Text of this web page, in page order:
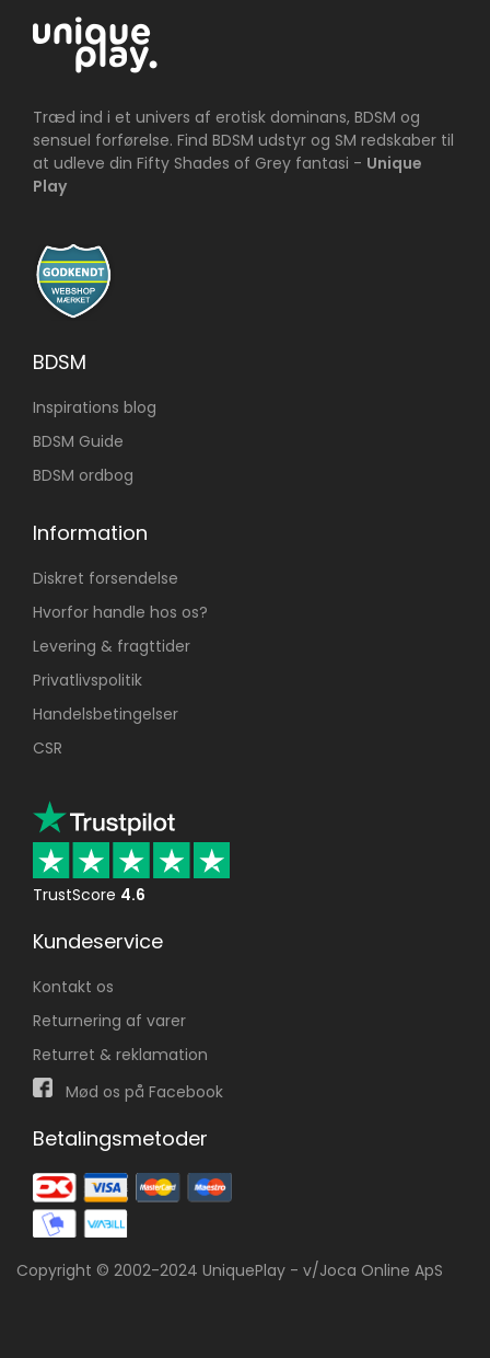
Træd ind i et univers af erotisk dominans, BDSM og
sensuel forførelse. Find BDSM udstyr og SM redskaber til
at udleve din Fifty Shades of Grey fantasi - Unique
Play
BDSM
Inspirations blog
BDSM Guide
BDSM ordbog
Information
Diskret forsendelse
Hvorfor handle hos os?
Levering & fragttider
Privatlivspolitik
Handelsbetingelser
CSR
TrustScore 4.6
Kundeservice
Kontakt os
Returnering af varer
Returret & reklamation
Mød os på Facebook
Betalingsmetoder
Copyright © 2002-2024 UniquePlay - v/Joca Online ApS